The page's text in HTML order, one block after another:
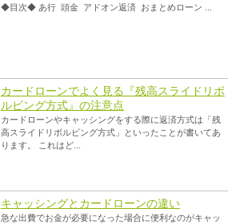
◆目次◆ あ行 頭金 アドオン返済 おまとめローン ...
カードローンでよく見る『残高スライドリボ
ルビング方式』の注意点
カードローンやキャッシングをする際に返済方式は「残
高スライドリボルビング方式」といったことが書いてあ
ります。 これはど...
キャッシングとカードローンの違い
急な出費でお金が必要になった場合に便利なのがキャッ